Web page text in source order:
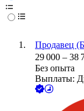
Продавец
29 000 – 38
Без опыта
Выплаты: